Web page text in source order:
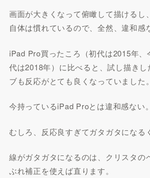
画面が大きくなって俯瞰して描けるし
自体は慣れているので、全然、違和感
iPad Pro買ったころ（初代は2015年、
代は2018年）に比べると、試し描きし
ブも反応がとても良くなっていました。
今持っているiPad Proとは違和感ない。
むしろ、反応良すぎてガタガタになる
線がガタガタになるのは、クリスタの
ぶれ補正を使えば直ります。